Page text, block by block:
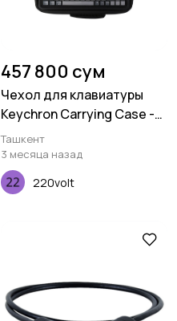
457 800 сум
Чехол для клавиатуры
Keychron Carrying Case -
For K2 Plastic Frame
Ташкент
3 месяца назад
220volt